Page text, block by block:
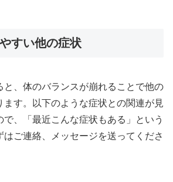
すい他の症状
と、体のバランスが崩れることで他の
ます。以下のような症状との関連が見
で、「最近こんな症状もある」という
ご連絡、メッセージを送ってくださ